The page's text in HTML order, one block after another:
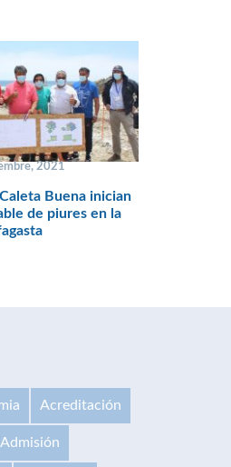
2021
Buena inician
de piures en la
Acreditación
Admisión